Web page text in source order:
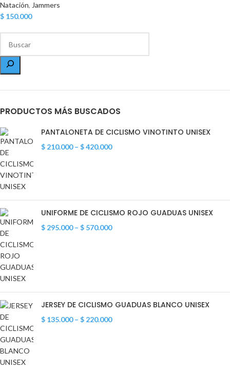
PRODUCTOS MÁS BUSCADOS
PANTALONETA DE CICLISMO VINOTINTO UNISEX
$ 210.000 – $420.000
UNIFORME DE CICLISMO ROJO GUADUAS UNISEX
$ 295.000 – $ 570.000
JERSEY DE CICLISMO GUADUAS BLANCO UNISEX
$ 135.000 – $ 220.000
Natación, Jammers
$ 150.000